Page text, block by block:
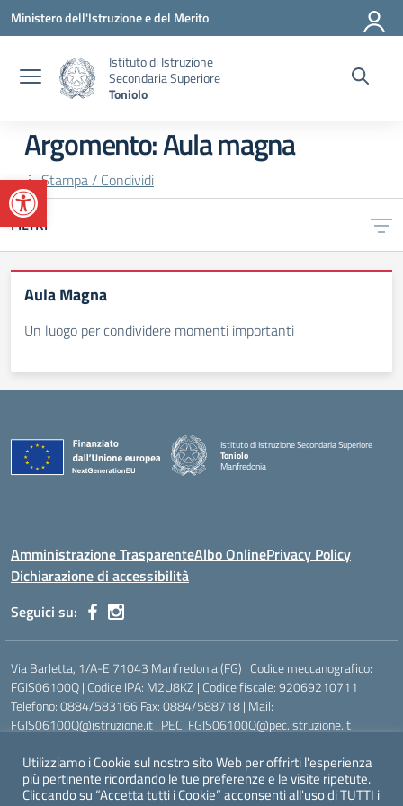
Apri la barra degli strumenti
Vai ai contenuti
Vai al menu di navigazione
Vai al footer
Ministero dell'Istruzione e del Merito
Istituto di Istruzione
Secondaria Superiore
Toniolo
Argomento: Aula magna
Stampa / Condividi
FILTRI
Aula Magna
Un luogo per condividere momenti importanti
Istituto di Istruzione Secondaria Superiore
Toniolo
Manfredonia
Amministrazione TrasparenteAlbo OnlinePrivacy Policy
Dichiarazione di accessibilità
Seguici su:
Via Barletta, 1/A-E 71043 Manfredonia (FG) | Codice meccanografico:
FGIS06100Q | Codice IPA: M2U8KZ | Codice fiscale: 92069210711
Telefono: 0884/583166 Fax: 0884/588718 | Mail:
FGIS06100Q@istruzione.it | PEC: FGIS06100Q@pec.istruzione.it
Ufficio Scolastico Territoriale:https://www.ustfoggia.it
Comune:https://www.comune.manfredonia.fg.it
Utilizziamo i Cookie sul nostro sito Web per offrirti l'esperienza
più pertinente ricordando le tue preferenze e le visite ripetute.
Cliccando su “Accetta tutti i Cookie” acconsenti all'uso di TUTTI i